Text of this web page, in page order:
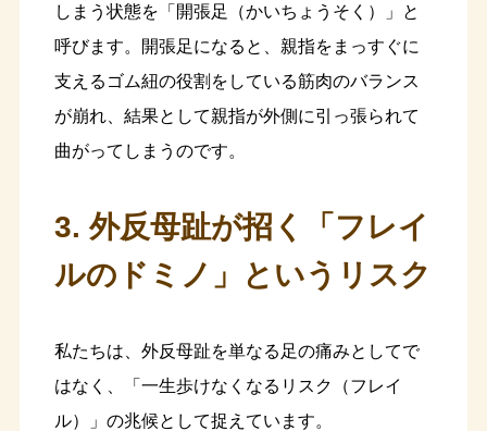
しまう状態を「開張足（かいちょうそく）」と
呼びます。開張足になると、親指をまっすぐに
支えるゴム紐の役割をしている筋肉のバランス
が崩れ、結果として親指が外側に引っ張られて
曲がってしまうのです。
3. 外反母趾が招く「フレイ
ルのドミノ」というリスク
私たちは、外反母趾を単なる足の痛みとしてで
はなく、「一生歩けなくなるリスク（フレイ
ル）」の兆候として捉えています。